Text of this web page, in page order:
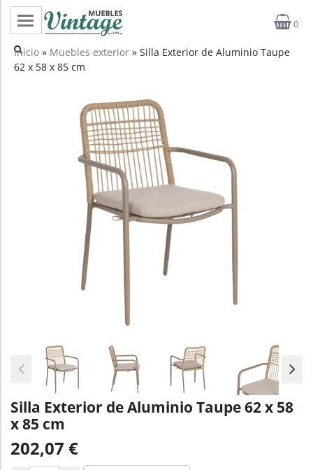
0
Categorías
Inicio » Muebles exterior » Silla Exterior de Aluminio Taupe
62 x 58 x 85 cm
Silla Exterior de Aluminio Taupe 62 x 58
x 85 cm
202,07 €